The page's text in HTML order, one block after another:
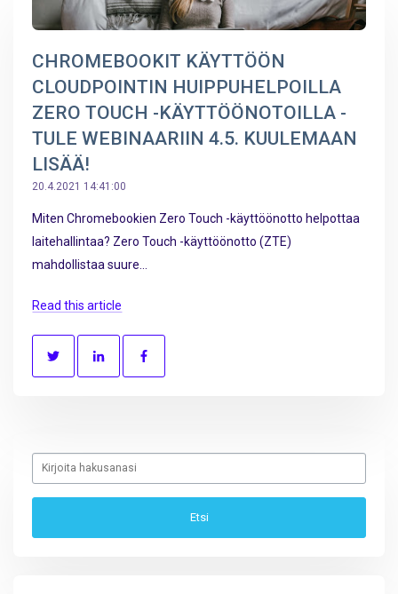
CHROMEBOOKIT KÄYTTÖÖN
CLOUDPOINTIN HUIPPUHELPOILLA
ZERO TOUCH -KÄYTTÖÖNOTOILLA -
TULE WEBINAARIIN 4.5. KUULEMAAN
LISÄÄ!
20.4.2021 14:41:00
Miten Chromebookien Zero Touch -käyttöönotto helpottaa
laitehallintaa? Zero Touch -käyttöönotto (ZTE)
mahdollistaa suure...
Read this article